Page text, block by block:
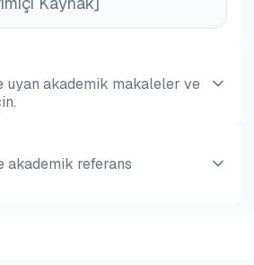
uyan akademik makaleler ve
HTML
akademik referans